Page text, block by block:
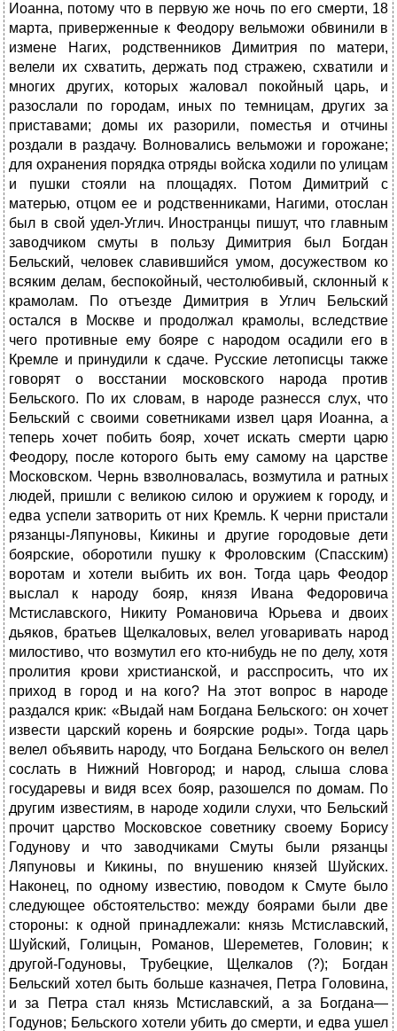
Иоанна, потому что в первую же ночь по его смерти, 18
марта, приверженные к Феодору вельможи обвинили в
измене Нагих, родственников Димитрия по матери,
велели их схватить, держать под стражею, схватили и
многих других, которых жаловал покойный царь, и
разослали по городам, иных по темницам, других за
приставами; домы их разорили, поместья и отчины
роздали в раздачу. Волновались вельможи и горожане;
для охранения порядка отряды войска ходили по улицам
и пушки стояли на площадях. Потом Димитрий с
матерью, отцом ее и родственниками, Нагими, отослан
был в свой удел-Углич. Иностранцы пишут, что главным
заводчиком смуты в пользу Димитрия был Богдан
Бельский, человек славившийся умом, досужеством ко
всяким делам, беспокойный, честолюбивый, склонный к
крамолам. По отъезде Димитрия в Углич Бельский
остался в Москве и продолжал крамолы, вследствие
чего противные ему бояре с народом осадили его в
Кремле и принудили к сдаче. Русские летописцы также
говорят о восстании московского народа против
Бельского. По их словам, в народе разнесся слух, что
Бельский с своими советниками извел царя Иоанна, а
теперь хочет побить бояр, хочет искать смерти царю
Феодору, после которого быть ему самому на царстве
Московском. Чернь взволновалась, возмутила и ратных
людей, пришли с великою силою и оружием к городу, и
едва успели затворить от них Кремль. К черни пристали
рязанцы-Ляпуновы, Кикины и другие городовые дети
боярские, оборотили пушку к Фроловским (Спасским)
воротам и хотели выбить их вон. Тогда царь Феодор
выслал к народу бояр, князя Ивана Федоровича
Мстиславского, Никиту Романовича Юрьева и двоих
дьяков, братьев Щелкаловых, велел уговаривать народ
милостиво, что возмутил его кто-нибудь не по делу, хотя
пролития крови христианской, и расспросить, что их
приход в город и на кого? На этот вопрос в народе
раздался крик: «Выдай нам Богдана Бельского: он хочет
извести царский корень и боярские роды». Тогда царь
велел объявить народу, что Богдана Бельского он велел
сослать в Нижний Новгород; и народ, слыша слова
государевы и видя всех бояр, разошелся по домам. По
другим известиям, в народе ходили слухи, что Бельский
прочит царство Московское советнику своему Борису
Годунову и что заводчиками Смуты были рязанцы
Ляпуновы и Кикины, по внушению князей Шуйских.
Наконец, по одному известию, поводом к Смуте было
следующее обстоятельство: между боярами были две
стороны: к одной принадлежали: князь Мстиславский,
Шуйский, Голицын, Романов, Шереметев, Головин; к
другой-Годуновы, Трубецкие, Щелкалов (?); Богдан
Бельский хотел быть больше казначея, Петра Головина,
и за Петра стал князь Мстиславский, а за Богдана—
Годунов; Бельского хотели убить до смерти, и едва ушел